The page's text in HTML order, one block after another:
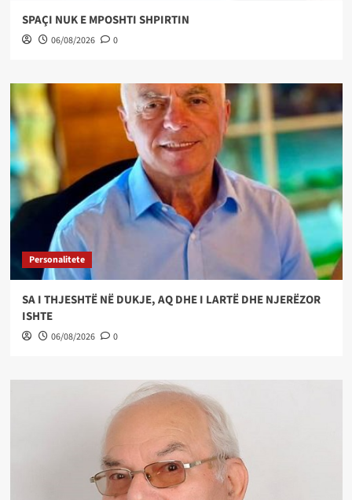
SPAÇI NUK E MPOSHTI SHPIRTIN
06/08/2026 0
Personalitete
SA I THJESHTË NË DUKJE, AQ DHE I LARTË DHE NJERËZOR
ISHTE
06/08/2026 0